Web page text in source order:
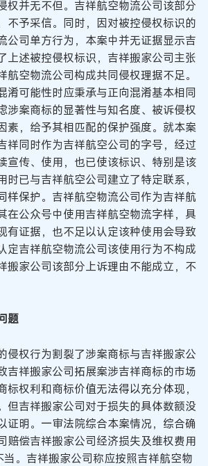
权并无不但。吉祥航空物流公司该部分
不予采信。同时，因对被控侵权标识的
公司单方行为，本案中并无证据显示吉
上述被控侵权标识，吉祥搬家公司主张
航空物流公司构成共同侵权理据不足。
淆可能性时应秉承与正向混淆基本相同
涉案商标的显著性与知名度、被诉侵权
素，给予其相匹配的保护强度。就本案
祥同时作为吉祥航空公司的字号，经过
宣传、使用，也已使该标识、特别是该
时已与吉祥航空公司建立了特定联系，
样保护。吉祥航空物流公司作为吉祥航
在公众号中使用吉祥航空物流字样，具
有证据，也不足以认定该种使用会导致
定吉祥航空物流公司该使用行为不构成
搬家公司该部分上诉理由不能成立，不
题
侵权行为割裂了涉案商标与吉祥搬家公
吉祥搬家公司拓展案涉吉祥商标的市场
标权利和商标价值无法得以充分体现，
但吉祥搬家公司对于损失的具体数额没
证明。一审法院综合本案情况，综合确
赔偿吉祥搬家公司经济损失及维权费用
。吉祥搬家公司称应按照吉祥航空物